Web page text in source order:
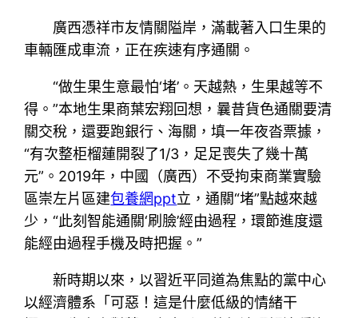
廣西憑祥市友情關隘岸，滿載著入口生果的
車輛匯成車流，正在疾速有序通關。
“做生果生意最怕‘堵’。天越熱，生果越等不
得。”本地生果商葉宏翔回想，曩昔貨色通關要清
關交稅，還要跑銀行、海關，填一年夜沓票據，
“有次整柜榴蓮開裂了1/3，足足喪失了幾十萬
元”。2019年，中國（廣西）不受拘束商業實驗
區崇左片區建包養網ppt立，通關“堵”點越來越
少，“此刻智能通關‘刷臉’經由過程，環節進度還
能經由過程手機及時把握。”
新時期以來，以習近平同道為焦點的黨中心
以經濟體系「可惡！這是什麼低級的情緒干